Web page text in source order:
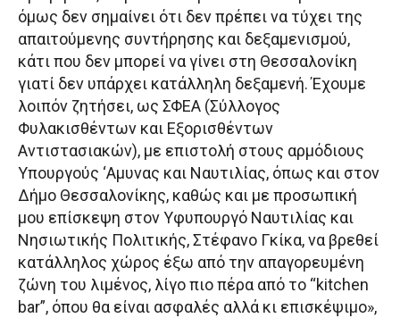
όμως δεν σημαίνει ότι δεν πρέπει να τύχει της
απαιτούμενης συντήρησης και δεξαμενισμού,
κάτι που δεν μπορεί να γίνει στη Θεσσαλονίκη
γιατί δεν υπάρχει κατάλληλη δεξαμενή. Έχουμε
λοιπόν ζητήσει, ως ΣΦΕΑ (Σύλλογος
Φυλακισθέντων και Εξορισθέντων
Αντιστασιακών), με επιστολή στους αρμόδιους
Υπουργούς ‘Αμυνας και Ναυτιλίας, όπως και στον
Δήμο Θεσσαλονίκης, καθώς και με προσωπική
μου επίσκεψη στον Υφυπουργό Ναυτιλίας και
Νησιωτικής Πολιτικής, Στέφανο Γκίκα, να βρεθεί
κατάλληλος χώρος έξω από την απαγορευμένη
ζώνη του λιμένος, λίγο πιο πέρα από το “kitchen
bar”, όπου θα είναι ασφαλές αλλά κι επισκέψιμο»,